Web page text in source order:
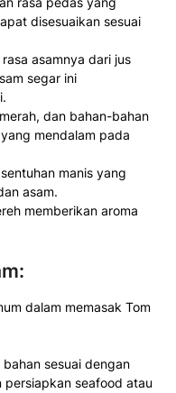
disesuaikan sesuai
asamnya dari jus
segar ini
dan bahan-bahan
mendalam pada
manis yang
asam.
memberikan aroma
:
dalam memasak Tom
sesuai dengan
persiapkan seafood atau